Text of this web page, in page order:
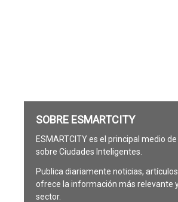
SOBRE ESMARTCITY
ESMARTCITY es el principal medio
sobre Ciudades Inteligentes.
Publica diariamente noticias,
ofrece la información más relevante
sector.